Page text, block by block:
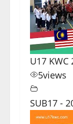
U17 KWC
5views
SUB17 -